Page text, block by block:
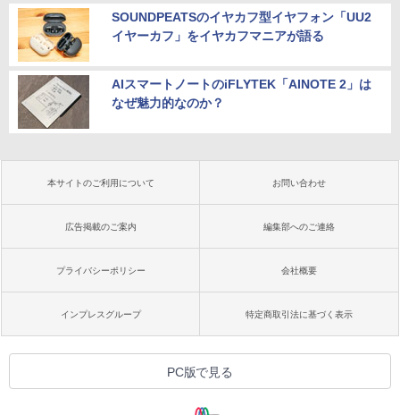
SOUNDPEATSのイヤカフ型イヤフォン「UU2
イヤーカフ」をイヤカフマニアが語る
AIスマートノートのiFLYTEK「AINOTE 2」は
なぜ魅力的なのか？
本サイトのご利用について お問い合わせ
広告掲載のご案内 編集部へのご連絡
プライバシーポリシー 会社概要
インプレスグループ 特定商取引法に基づく表示
PC版で見る